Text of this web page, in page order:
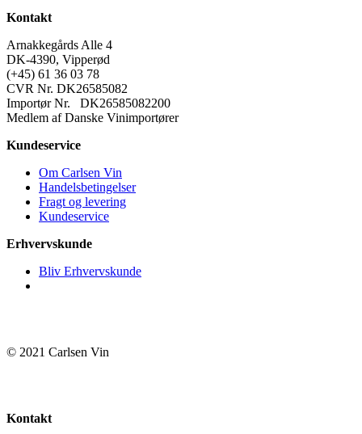
Kontakt
Arnakkegårds Alle 4
DK-4390, Vipperød
(+45) 61 36 03 78
CVR Nr. DK26585082
Importør Nr. DK26585082200
Medlem af Danske Vinimportører
Kundeservice
Om Carlsen Vin
Handelsbetingelser
Fragt og levering
Kundeservice
Erhvervskunde
Bliv Erhvervskunde
© 2021 Carlsen Vin
Kontakt